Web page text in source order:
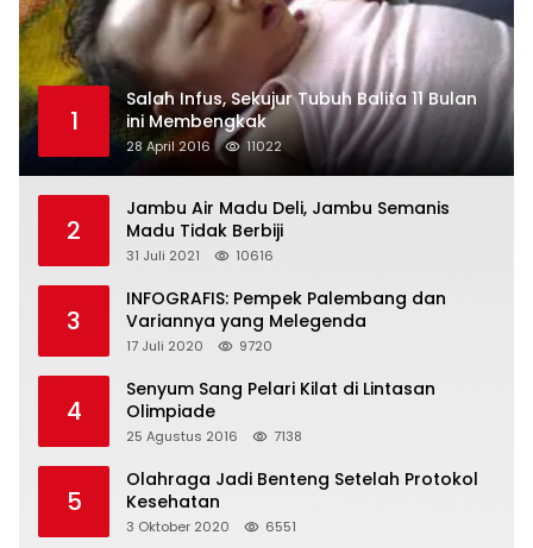
1
Salah Infus, Sekujur Tubuh Balita 11 Bulan
ini Membengkak
28 April 2016 11022
2
Jambu Air Madu Deli, Jambu Semanis
Madu Tidak Berbiji
31 Juli 2021 10616
3
INFOGRAFIS: Pempek Palembang dan
Variannya yang Melegenda
17 Juli 2020 9720
4
Senyum Sang Pelari Kilat di Lintasan
Olimpiade
25 Agustus 2016 7138
5
Olahraga Jadi Benteng Setelah Protokol
Kesehatan
3 Oktober 2020 6551